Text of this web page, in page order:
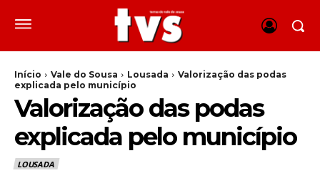
Início Vale do Sousa Lousada
Valorização das podas
explicada pelo município
Valorização das podas
explicada pelo município
LOUSADA